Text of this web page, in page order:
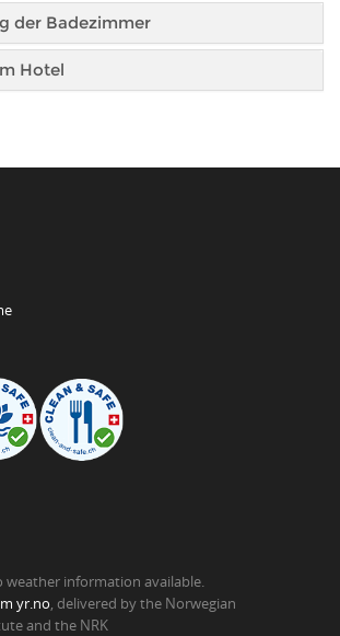
der Badezimmer
Hotel
weather information available.
yr.no , delivered by the Norwegian
and the NRK